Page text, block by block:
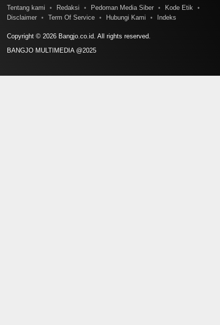
Tentang kami Redaksi Pedoman Media Siber
Kode Etik
Disclaimer
Term Of Service Hubungi Kami Indeks
Copyright © 2026 Bangjo.co.id. All rights reserved.
BANGJO MULTIMEDIA @2025